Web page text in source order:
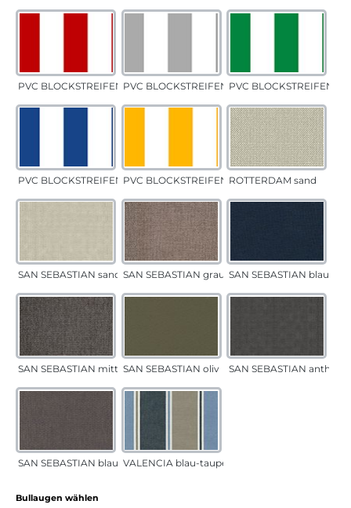
PVC BLOCKSTREIFEN rotPVC BLOCKSTREIFEN grauPVC BLOCKSTREIFEN
PVC BLOCKSTREIFEN blauPVC BLOCKSTREIFEN gelbROTTERDAM sand
SAN SEBASTIAN sand SAN SEBASTIAN grau-sandSAN SEBASTIAN blau
SAN SEBASTIAN mittelgrauSAN SEBASTIAN oliv SAN SEBASTIAN anthrazit
SAN SEBASTIAN blau-sandVALENCIA blau-taupe
Bullaugen wählen